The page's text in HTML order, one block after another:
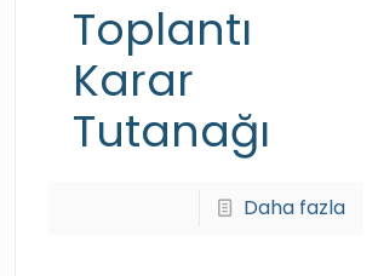
Toplantı
Karar
Tutanağı
Daha fazla